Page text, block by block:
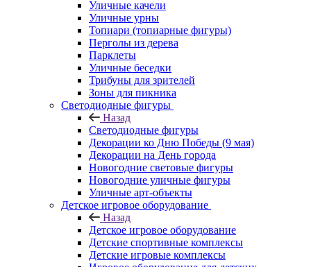
Уличные качели
Уличные урны
Топиари (топиарные фигуры)
Перголы из дерева
Парклеты
Уличные беседки
Трибуны для зрителей
Зоны для пикника
Светодиодные фигуры
Назад
Светодиодные фигуры
Декорации ко Дню Победы (9 мая)
Декорации на День города
Новогодние световые фигуры
Новогодние уличные фигуры
Уличные арт-объекты
Детское игровое оборудование
Назад
Детское игровое оборудование
Детские спортивные комплексы
Детские игровые комплексы